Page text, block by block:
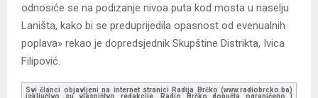
odnosiće se na podizanje nivoa puta kod mosta u naselju
Laništa, kako bi se preduprijedila opasnost od evenualnih
poplava» rekao je dopredsjednik Skupštine Distrikta, Ivica
Filipović.
Svi članci objavljeni na internet stranici Radija Brčko (www.radiobrcko.ba)
isključivo su vlasništvo redakcije. Radio Brčko dopušta ograničeno i